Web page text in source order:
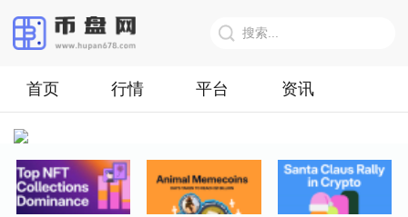
首页 行情 平台 资讯